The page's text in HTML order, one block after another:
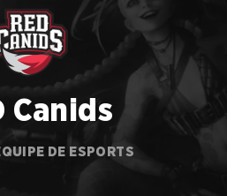
Canids
DE ESPORTS